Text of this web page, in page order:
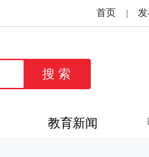
首页
教育新闻